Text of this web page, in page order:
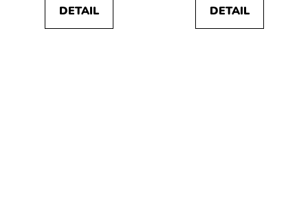
DETAIL DETAIL